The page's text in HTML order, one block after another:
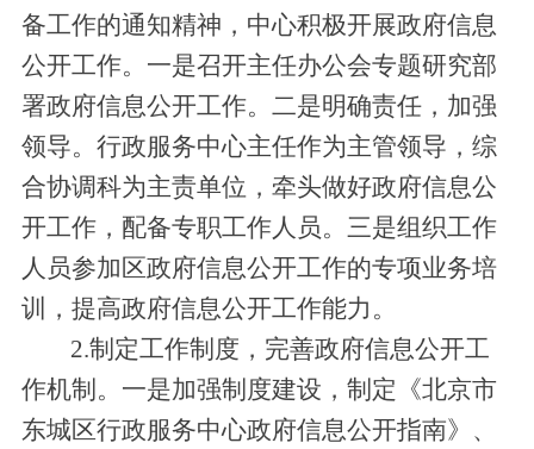
备工作的通知精神，中心积极开展政府信息
公开工作。一是召开主任办公会专题研究部
署政府信息公开工作。二是明确责任，加强
领导。行政服务中心主任作为主管领导，综
合协调科为主责单位，牵头做好政府信息公
开工作，配备专职工作人员。三是组织工作
人员参加区政府信息公开工作的专项业务培
训，提高政府信息公开工作能力。
2.制定工作制度，完善政府信息公开工
作机制。一是加强制度建设，制定《北京市
东城区行政服务中心政府信息公开指南》、